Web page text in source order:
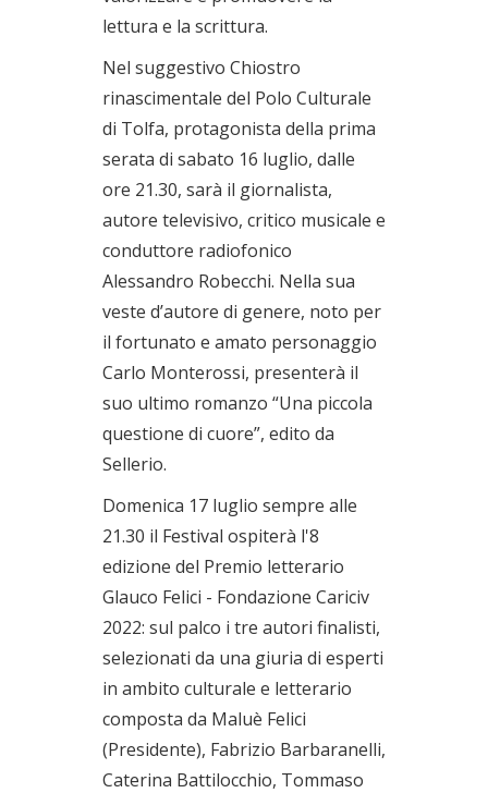
lettura e la scrittura.
Nel suggestivo Chiostro
rinascimentale del Polo Culturale
di Tolfa, protagonista della prima
serata di sabato 16 luglio, dalle
ore 21.30, sarà il giornalista,
autore televisivo, critico musicale e
conduttore radiofonico
Alessandro Robecchi. Nella sua
veste d’autore di genere, noto per
il fortunato e amato personaggio
Carlo Monterossi, presenterà il
suo ultimo romanzo “Una piccola
questione di cuore”, edito da
Sellerio.
Domenica 17 luglio sempre alle
21.30 il Festival ospiterà l'8
edizione del Premio letterario
Glauco Felici - Fondazione Cariciv
2022: sul palco i tre autori finalisti,
selezionati da una giuria di esperti
in ambito culturale e letterario
composta da Maluè Felici
(Presidente), Fabrizio Barbaranelli,
Caterina Battilocchio, Tommaso